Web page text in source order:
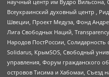
научный центр им Вудро Вильсона,
Всеукраинский духовный центр ,
Швеции, Проект Медуза, Фонд
Лига Свободных Наций,
Народов ПостРоссии,
Solidarus, КрымSOS, Свободный
управления, Форум гражданского
островов Тисима и Хабомаи, Съезд